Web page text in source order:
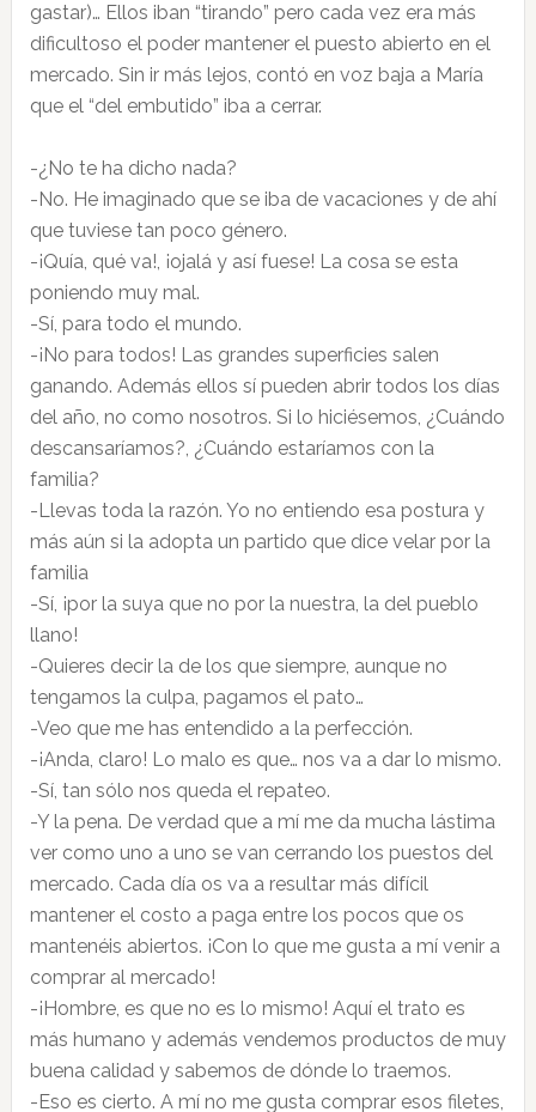
gastar)… Ellos iban “tirando” pero cada vez era más
dificultoso el poder mantener el puesto abierto en el
mercado. Sin ir más lejos, contó en voz baja a María
que el “del embutido” iba a cerrar.
-¿No te ha dicho nada?
-No. He imaginado que se iba de vacaciones y de ahí
que tuviese tan poco género.
-¡Quía, qué va!, ¡ojalá y así fuese! La cosa se esta
poniendo muy mal.
-Sí, para todo el mundo.
-¡No para todos! Las grandes superficies salen
ganando. Además ellos sí pueden abrir todos los días
del año, no como nosotros. Si lo hiciésemos, ¿Cuándo
descansaríamos?, ¿Cuándo estaríamos con la
familia?
-Llevas toda la razón. Yo no entiendo esa postura y
más aún si la adopta un partido que dice velar por la
familia
-Sí, ¡por la suya que no por la nuestra, la del pueblo
llano!
-Quieres decir la de los que siempre, aunque no
tengamos la culpa, pagamos el pato…
-Veo que me has entendido a la perfección.
-¡Anda, claro! Lo malo es que… nos va a dar lo mismo.
-Sí, tan sólo nos queda el repateo.
-Y la pena. De verdad que a mí me da mucha lástima
ver como uno a uno se van cerrando los puestos del
mercado. Cada día os va a resultar más difícil
mantener el costo a paga entre los pocos que os
mantenéis abiertos. ¡Con lo que me gusta a mí venir a
comprar al mercado!
-¡Hombre, es que no es lo mismo! Aquí el trato es
más humano y además vendemos productos de muy
buena calidad y sabemos de dónde lo traemos.
-Eso es cierto. A mí no me gusta comprar esos filetes,